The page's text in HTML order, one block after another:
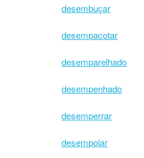
desembuçar
desempacotar
desemparelhado
desempenhado
desemperrar
desempolar